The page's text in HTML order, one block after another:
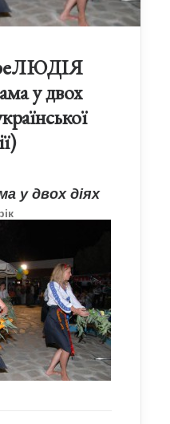
у двох
у двох діях